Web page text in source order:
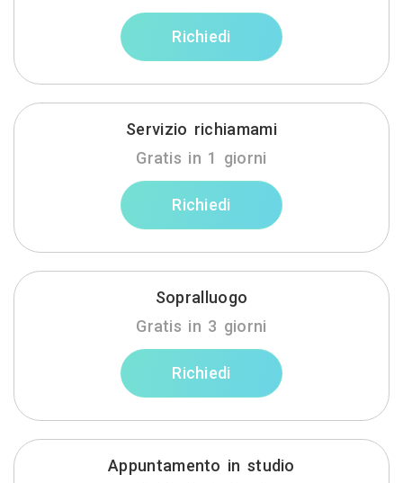
Richiedi
Servizio richiamami
Gratis in 1 giorni
Richiedi
Sopralluogo
Gratis in 3 giorni
Richiedi
Appuntamento in studio